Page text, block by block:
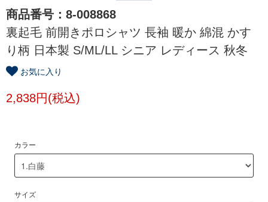
商品番号：8-008868
裏起毛 前開きポロシャツ 長袖 暖か 綿混 かす
り柄 日本製 S/ML/LL シニア レディース 秋冬
お気に入り
2,838円(税込)
カラー
サイズ